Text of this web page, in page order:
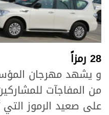
28 رمزاً
و يشهد مهرجان
من المفاجآت
على صعيد الرموز